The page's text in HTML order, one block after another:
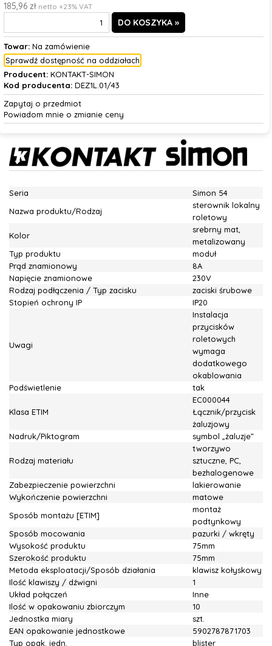
185,96 zł netto +23% VAT
Towar:Na zamówienie
Sprawdź dostępność na oddziałach
Producent:KONTAKT-SIMON
Kod producenta:DEZ1L.01/43
Zapytaj o przedmiot
Powiadom mnie o zmianie ceny
Seria
Simon 54
Nazwa produktu/Rodzaj
sterownik lokalny
roletowy
Kolor
srebrny mat,
metalizowany
Typ produktu
moduł
Prąd znamionowy
8A
Napięcie znamionowe
230V
Rodzaj podłączenia / Typ zacisku
zaciski śrubowe
Stopień ochrony IP
IP20
Uwagi
Instalacja
przycisków
roletowych
wymaga
dodatkowego
okablowania
Podświetlenie
tak
Klasa ETIM
EC000044
Łącznik/przycisk
żaluzjowy
Nadruk/Piktogram
symbol „żaluzje”
Rodzaj materiału
tworzywo
sztuczne, PC,
bezhalogenowe
Zabezpieczenie powierzchni
lakierowanie
Wykończenie powierzchni
matowe
Sposób montażu [ETIM]
montaż
podtynkowy
Sposób mocowania
pazurki / wkręty
Wysokość produktu
75mm
Szerokość produktu
75mm
Metoda eksploatacji/Sposób działania
klawisz kołyskowy
Ilość klawiszy / dźwigni
1
Układ połączeń
Inne
Ilość w opakowaniu zbiorczym
10
Jednostka miary
szt.
EAN opakowanie jednostkowe
5902787871703
Typ opak. jedn.
blister